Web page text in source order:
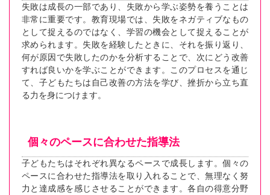
失敗は成長の一部であり、失敗から学ぶ姿勢を養うことは
非常に重要です。教育現場では、失敗をネガティブなもの
として捉えるのではなく、学習の機会として捉えることが
求められます。失敗を経験したときに、それを振り返り、
何が原因で失敗したのかを分析することで、次にどう改善
すれば良いかを学ぶことができます。このプロセスを通じ
て、子どもたちは自己改善の方法を学び、挫折から立ち直
る力を身につけます。
個々のペースに合わせた指導法
子どもたちはそれぞれ異なるペースで成長します。個々の
ペースに合わせた指導法を取り入れることで、無理なく努
力と達成感を感じさせることができます。各自の得意分野